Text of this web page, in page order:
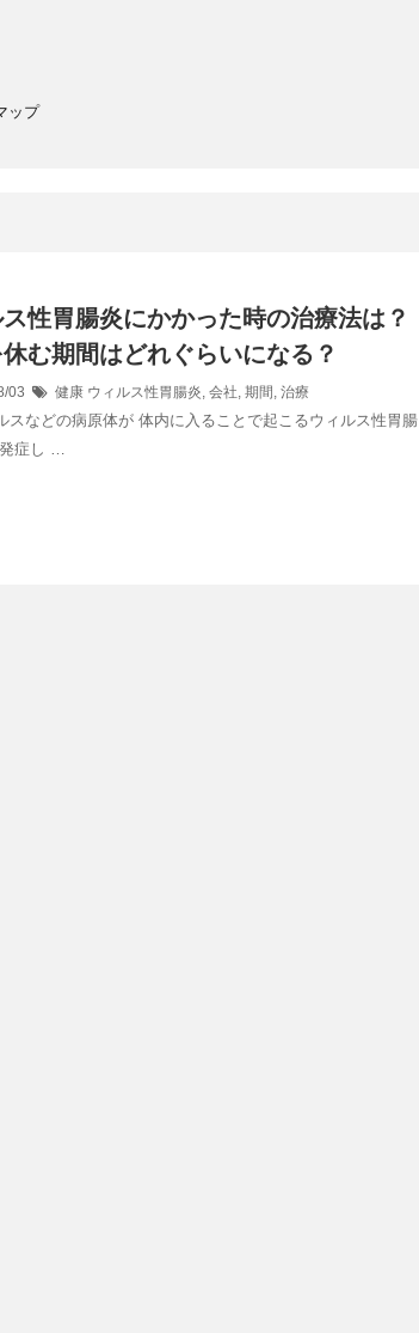
ップ
性胃腸炎にかかった時の治療法は？
む期間はどれぐらいになる？
03 健康 ウィルス性胃腸炎, 会社, 期間 , 治療
スなどの病原体が 体内に入ることで起こるウィルス性胃腸
症し …